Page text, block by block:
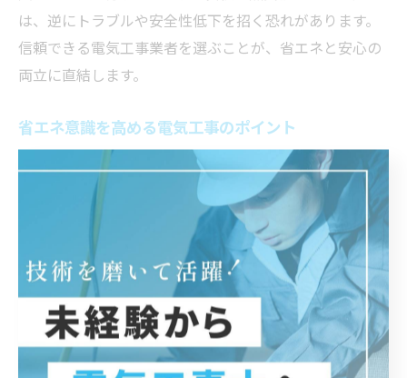
は、逆にトラブルや安全性低下を招く恐れがあります。
信頼できる電気工事業者を選ぶことが、省エネと安心の
両立に直結します。
省エネ意識を高める電気工事のポイント
省エネ意識を高めるためには、電気工事の段階から「見
える化」と「最適化」を意識することが重要です。ま
ず、家庭内の消費電力量をリアルタイムで把握できるエ
ネルギーモニターやHEMS（ホームエネルギーマネジメ
ントシステム）の導入が効果的です。これにより、家族
全員が電気の使い方を意識しやすくなります。
さらに、照明や家電の自動制御システムを取り入れるこ
とで、使っていない部屋の電気が自動でオフになるな